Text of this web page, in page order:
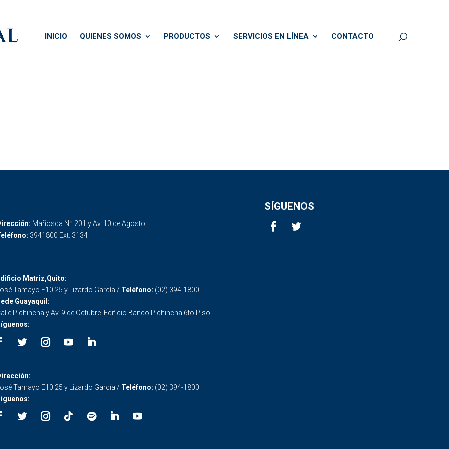
INICIO QUIENES SOMOS PRODUCTOS SERVICIOS EN LÍNEA CONTACTO
Mañosca Nº 201 y Av. 10 de Agosto
3941800 Ext. 3134
SÍGUENOS
Matriz,Quito:
Tamayo E10 25 y Lizardo García / Teléfono: (02) 394-1800
Guayaquil:
Pichincha y Av. 9 de Octubre. Edificio Banco Pichincha 6to Piso
Tamayo E10 25 y Lizardo García / Teléfono: (02) 394-1800